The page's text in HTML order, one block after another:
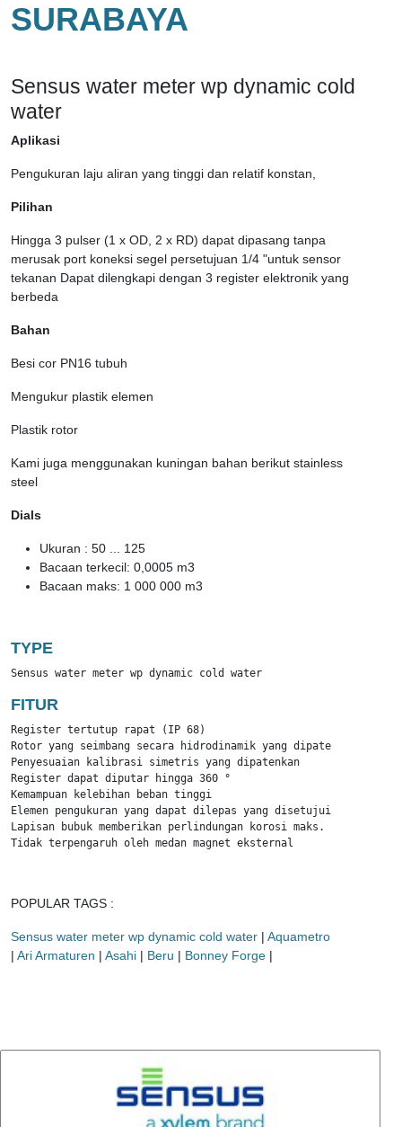
SURABAYA
Sensus water meter wp dynamic cold
water
Aplikasi
Pengukuran laju aliran yang tinggi dan relatif konstan,
Pilihan
Hingga 3 pulser (1 x OD, 2 x RD) dapat dipasang tanpa
merusak port koneksi segel persetujuan 1/4 "untuk sensor
tekanan Dapat dilengkapi dengan 3 register elektronik yang
berbeda
Bahan
Besi cor PN16 tubuh
Mengukur plastik elemen
Plastik rotor
Kami juga menggunakan kuningan bahan berikut stainless
steel
Dials
Ukuran : 50 ... 125
Bacaan terkecil: 0,0005 m3
Bacaan maks: 1 000 000 m3
TYPE
Sensus water meter wp dynamic cold water
FITUR
Register tertutup rapat (IP 68)
Rotor yang seimbang secara hidrodinamik yang dipatenkan
Penyesuaian kalibrasi simetris yang dipatenkan
Register dapat diputar hingga 360 °
Kemampuan kelebihan beban tinggi
Elemen pengukuran yang dapat dilepas yang disetujui pola
Lapisan bubuk memberikan perlindungan korosi maks.
Tidak terpengaruh oleh medan magnet eksternal
POPULAR TAGS :
Sensus water meter wp dynamic cold water | Aquametro
| Ari Armaturen | Asahi | Beru | Bonney Forge |